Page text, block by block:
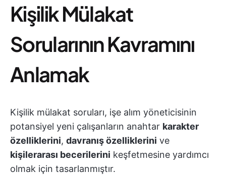
Kişilik Mülakat
Sorularının Kavramını
Anlamak
Kişilik mülakat soruları, işe alım yöneticisinin
potansiyel yeni çalışanların anahtar karakter
özelliklerini, davranış özelliklerini ve
kişilerarası becerilerini keşfetmesine yardımcı
olmak için tasarlanmıştır.